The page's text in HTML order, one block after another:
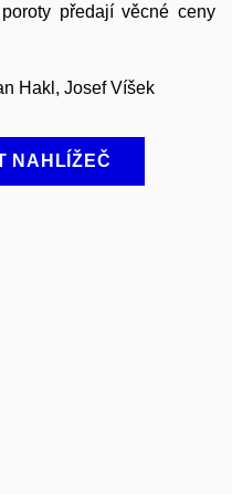
předají věcné ceny
Hakl, Josef Víšek
NAHLÍŽEČ